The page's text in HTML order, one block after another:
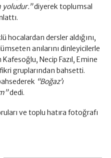
diyerek toplumsal
hocalardan dersler aldığını,
anılarını dinleyicilerle
Necip Fazıl, Emine
gruplarından bahsetti.
“Boğaz’ı
dedi.
ve toplu hatıra fotoğrafı